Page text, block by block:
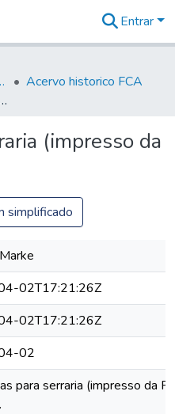
na
Entrar
Lageado
Acervo historico FCA
da Fabrik-Marke)
(impresso da
simplificado
02T17:21:26Z
02T17:21:26Z
02
para serraria (impresso da